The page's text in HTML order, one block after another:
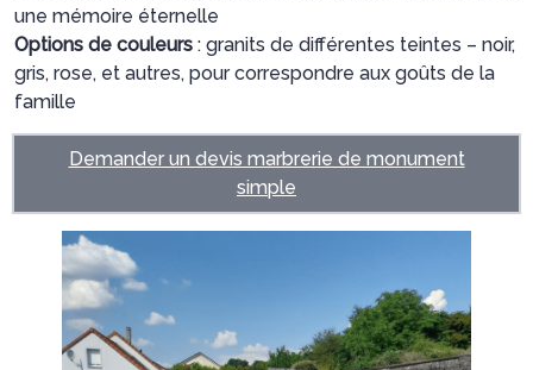
une mémoire éternelle
Options de couleurs : granits de différentes teintes – noir,
gris, rose, et autres, pour correspondre aux goûts de la
famille
Demander un devis marbrerie de monument
simple